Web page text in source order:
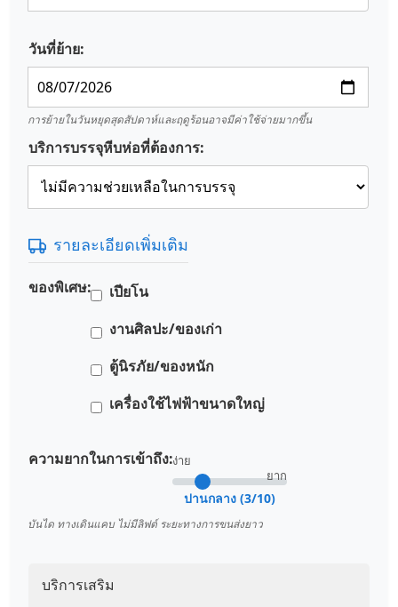
วันที่ย้าย:
การย้ายในวันหยุดสุดสัปดาห์และฤดูร้อนอาจมีค่าใช้จ่ายมากขึ้น
บริการบรรจุหีบห่อที่ต้องการ:
รายละเอียดเพิ่มเติม
ของพิเศษ:
เปียโน
งานศิลปะ/ของเก่า
ตู้นิรภัย/ของหนัก
เครื่องใช้ไฟฟ้าขนาดใหญ่
ความยากในการเข้าถึง:ง่าย
ยาก
ปานกลาง (3/10)
บันได ทางเดินแคบ ไม่มีลิฟต์ ระยะทางการขนส่งยาว
บริการเสริม